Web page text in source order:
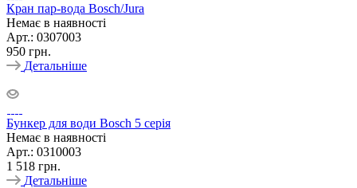
Кран пар-вода Bosch/Jura
Немає в наявності
Арт.: 0307003
950 грн.
Детальніше
Бункер для води Bosch 5 серія
Немає в наявності
Арт.: 0310003
1 518 грн.
Детальніше